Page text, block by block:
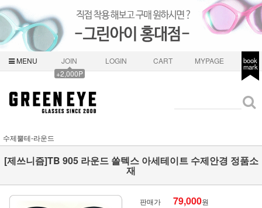
MENU
JOIN
+2,000P
LOGIN CART MYPAGE book
mark
수제뿔테-라운드
[제쓰니즘]TB 905 라운드 쏠텍스 아세테이트 수제안경 정품소
재
판매가 79,000원